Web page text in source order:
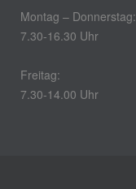
Montag – Donnerstag:
7.30-16.30 Uhr
Freitag:
7.30-14.00 Uhr